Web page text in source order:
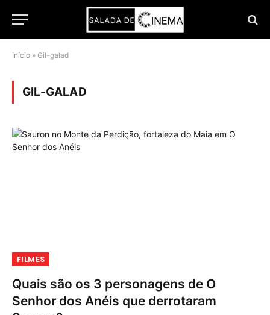
Início » Gil-galad
GIL-GALAD
FILMES
Quais são os 3 personagens de O
Senhor dos Anéis que derrotaram